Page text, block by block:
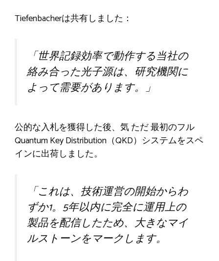
Tiefenbacherは共有しました：
「世界記録効率で動作する当社の
絡み合った光子源は、研究機関に
よって需要があります。」
公的な入札を獲得した後、気ただ最初のフル
Quantum Key Distribution（QKD）システムをスペ
インに出荷しました。
「これは、技術運営の開始からわ
ずか1。5年以内に完全に運用上の
製品を配信したため、大きなマイ
ルストーンをマークします。